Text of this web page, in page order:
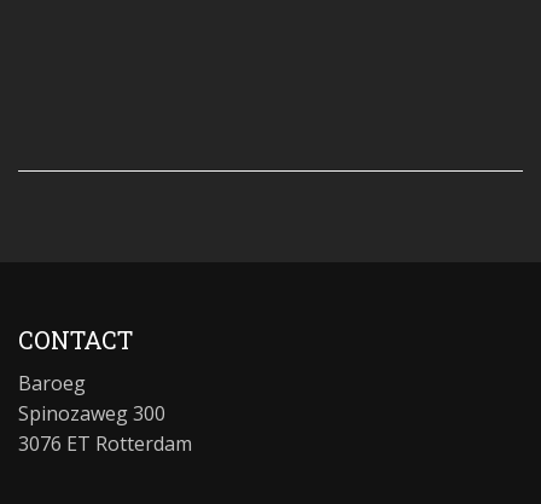
CONTACT
Baroeg
Spinozaweg 300
3076 ET Rotterdam